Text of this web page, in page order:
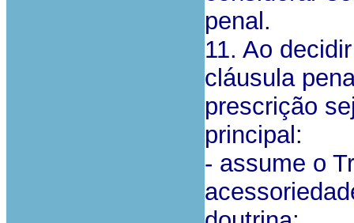
penal.
11. Ao
cláusula
prescrição
principal:
- assume o